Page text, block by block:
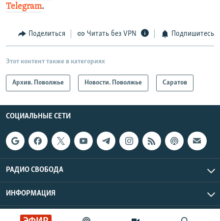
Telegram.
Поделиться Читать без VPN Подпишитесь
Этот контент также в категориях
Архив. Поволжье Новости. Поволжье Саратов
СОЦИАЛЬНЫЕ СЕТИ
РАДИО СВОБОДА
ИНФОРМАЦИЯ
Радио Свобода © 2026 RFE/RL, Inc. | Все права защищены.